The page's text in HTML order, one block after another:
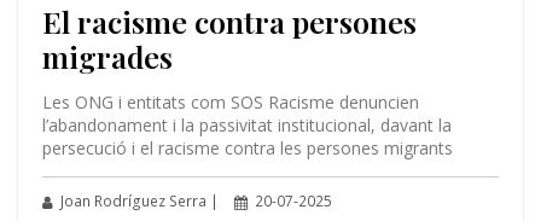
El racisme contra persones
migrades
Les ONG i entitats com SOS Racisme denuncien
l’abandonament i la passivitat institucional, davant la
persecució i el racisme contra les persones migrants
Joan Rodríguez Serra | 20-07-2025